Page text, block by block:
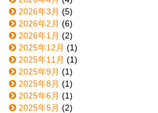
2026年3月 (5)
2026年2月 (6)
2026年1月 (2)
2025年12月 (1)
2025年11月 (1)
2025年9月 (1)
2025年8月 (1)
2025年6月 (1)
2025年5月 (2)